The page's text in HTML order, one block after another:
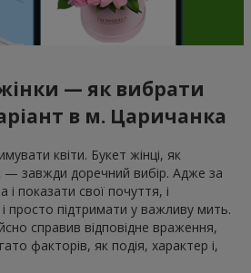
— як вибрати
в м. Царичанка
квіти. Букет жінці, як
— завжди доречний вибір. Адже за
показати свої почуття, і
просто підтримати у важливу мить.
справив відповідне враження,
факторів, як подія, характер і,